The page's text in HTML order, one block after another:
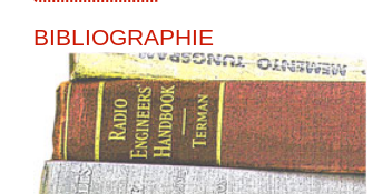
BIBLIOGRAPHIE